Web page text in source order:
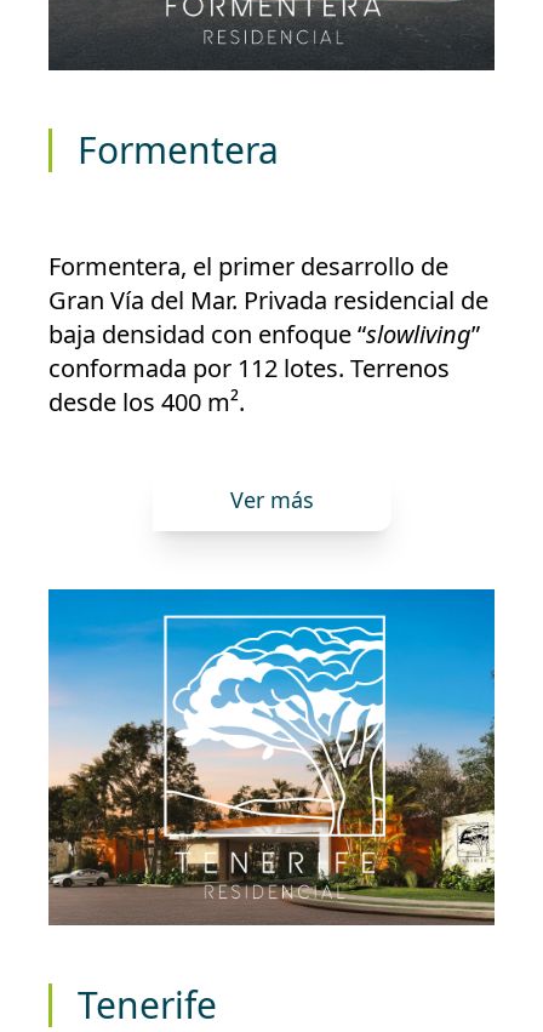
Formentera
Formentera, el primer desarrollo de
Gran Vía del Mar. Privada residencial de
baja densidad con enfoque “slowliving”
conformada por 112 lotes. Terrenos
desde los 400 m².
Ver más
Tenerife